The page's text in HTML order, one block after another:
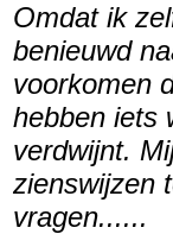
Omdat ik
benieuwd
voorkomen
hebben iets
verdwijnt.
zienswijzen
vragen......